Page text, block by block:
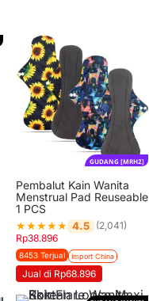
GUDANG [MRH2]
Pembalut Kain Wanita
Menstrual Pad Reuseable
1 PCS
★★★★★ 4.5
(2,041)
Rp38.896
8453 Terjual Import China
Jual di Rp68.896